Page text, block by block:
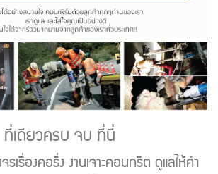
ที่เดียวครบ จบ ที่นี่
รเรื่องคอริ่ง งานเจาะคอนกรีต ดูแลให้คำ